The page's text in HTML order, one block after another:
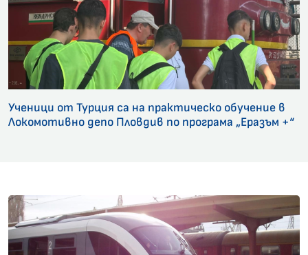
Ученици от Турция са на практическо обучение в
Локомотивно депо Пловдив по програма „Еразъм +“